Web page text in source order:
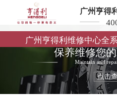
广州亨得
广州亨得利维修中心全
保养维修您
Maintain and
点击